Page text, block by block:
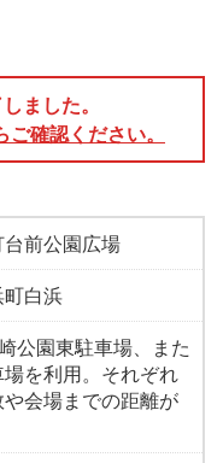
ました。
確認ください。
前公園広場
白浜
公園東駐車場、また
を利用。それぞれ
会場までの距離が